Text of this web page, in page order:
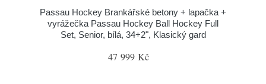
Passau Hockey Brankářské betony + lapačka +
vyrážečka Passau Hockey Ball Hockey Full
Set, Senior, bílá, 34+2", Klasický gard
47 999 Kč